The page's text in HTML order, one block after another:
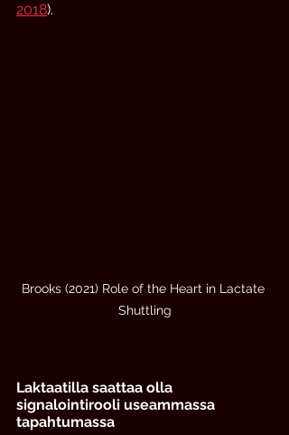
2018).
Brooks (2021) Role of the Heart in Lactate
Shuttling
Laktaatilla saattaa olla
signalointirooli useammassa
tapahtumassa